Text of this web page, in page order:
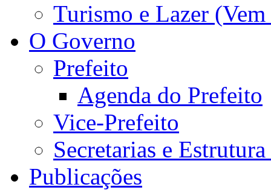
Turismo e Lazer
O Governo
Prefeito
Agenda do Prefeito
Vice-Prefeito
Secretarias e
Publicações